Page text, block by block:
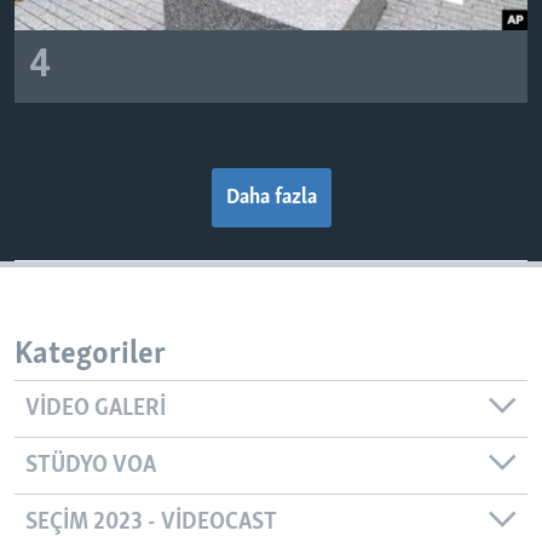
4
Daha fazla
Kategoriler
VIDEO GALERI
STÜDYO VOA
SEÇIM 2023 - VIDEOCAST